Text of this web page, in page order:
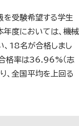
を受験希望する学生
年度においては、機械
18名が合格しまし
格率は36.96%（志
、全国平均を上回る